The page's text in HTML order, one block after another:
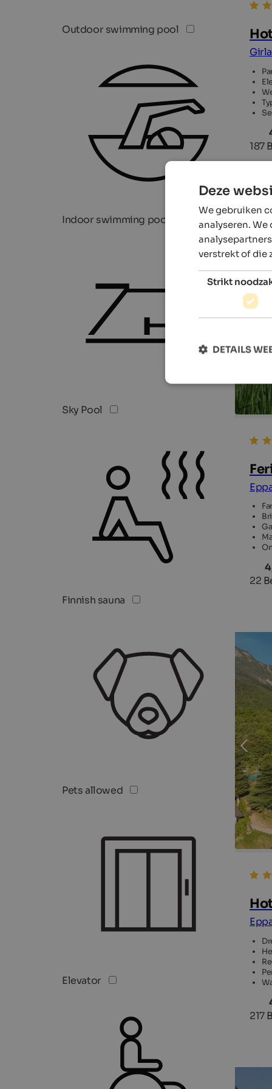
Outdoor swimming pool
Indoor swimming pool
Sky Pool
Finnish sauna
Pets allowed
Elevator
187
22
217
Deze
We gebruiken
analyseren.
verstrekt of die
Strikt
DETAILS